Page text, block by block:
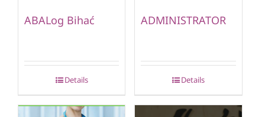
ABALog Bihać
Details
ADMINISTRATOR
Details